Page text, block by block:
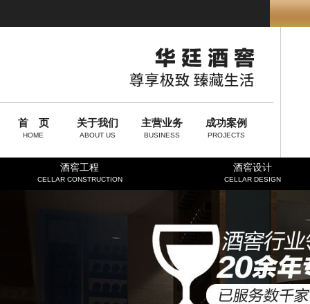
首 页
HOME
关于我们
ABOUT US
主营业务
BUSINESS
成功案例
PROJECTS
酒窖工程
CELLAR CONSTRUCTION
酒窖设计
CELLAR DESIGN